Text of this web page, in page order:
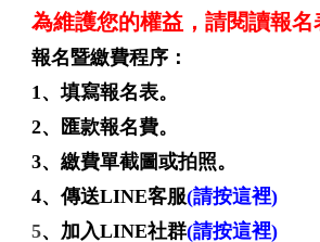
為維護您的權益，請閱讀報
報名暨繳費程序：
1、填寫報名表。
2、匯款報名費。
3、繳費單截圖或拍照。
4、傳送LINE客服(請按這裡)
5、加入LINE社群(請按這裡)